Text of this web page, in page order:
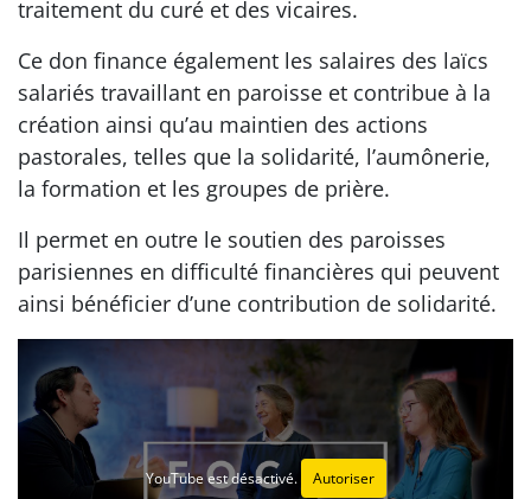
traitement du curé et des vicaires.
Ce don finance également les salaires des laïcs
salariés travaillant en paroisse et contribue à la
création ainsi qu’au maintien des actions
pastorales, telles que la solidarité, l’aumônerie,
la formation et les groupes de prière.
Il permet en outre le soutien des paroisses
parisiennes en difficulté financières qui peuvent
ainsi bénéficier d’une contribution de solidarité.
YouTube est désactivé. Autoriser